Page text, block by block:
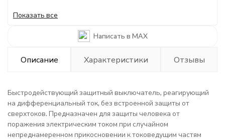
Показать все
Написать в MAX
Описание Характеристики Отзывы
Быстродействующий защитный выключатель, реагирующий
на дифференциальный ток, без встроенной защиты от
сверхтоков. Предназначен для защиты человека от
поражения электрическим током при случайном
непреднамеренном прикосновении к токоведущим частям